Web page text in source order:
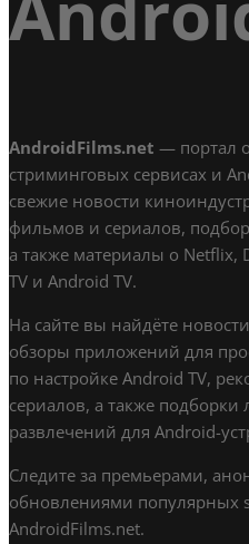
AndroidFilms.net — портал
стриминговых сервисах и
свежие новости
фильмов и сериалов,
а также материалы о Netflix,
TV и Android TV.
На сайте вы найдёте
обзоры приложений для
по настройке Android TV,
сериалов, а также
развлечений для Android-
Следите за премьерами,
обновлениями популярных
AndroidFilms.net.